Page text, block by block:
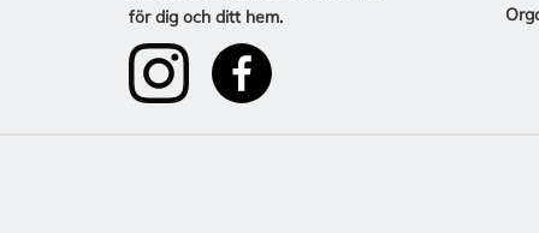
för dig och ditt hem.